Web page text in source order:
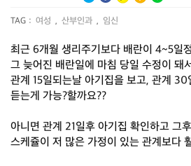
TAG : 여성 , 산부인과 , 임신
최근 6개월 생리주기보다 배란이 4~5일
그 늦어진 배란일에 마침 당일 수정이 돼
관계 15일되는날 아기집을 보고, 관계 30
듣는게 가능?할까요??
아니면 관계 21일후 아기집 확인하고 그
스케쥴이 저 많은 가정이 있는 관계보다